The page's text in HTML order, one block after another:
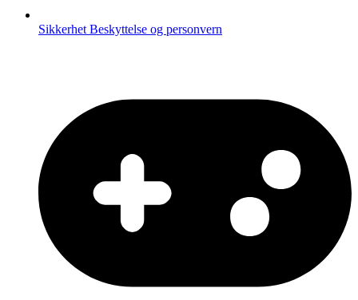
Sikkerhet Beskyttelse og personvern